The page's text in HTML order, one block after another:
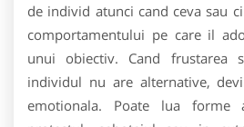
de individ atunci cand ceva sau
comportamentului pe care il
unui obiectiv. Cand frustarea
individul nu are alternative,
emotionala. Poate lua